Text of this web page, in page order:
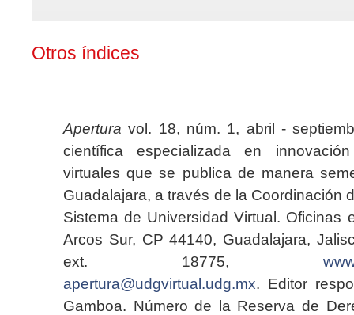
Otros índices
Apertura vol. 18, núm. 1, abril -
científica especializada en
virtuales que se publica de manera
Guadalajara, a través de la Coordinación
Sistema de Universidad Virtual. Oficinas
Arcos Sur, CP 44140, Guadalajara,
ext. 18775,
apertura@udgvirtual.udg.mx. Editor
Gamboa. Número de la Reserva de